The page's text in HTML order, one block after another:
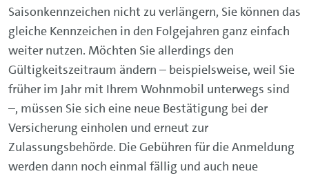
Saisonkennzeichen nicht zu verlängern, Sie können das
gleiche Kennzeichen in den Folgejahren ganz einfach
weiter nutzen. Möchten Sie allerdings den
Gültigkeitszeitraum ändern – beispielsweise, weil Sie
früher im Jahr mit Ihrem Wohnmobil unterwegs sind
–, müssen Sie sich eine neue Bestätigung bei der
Versicherung einholen und erneut zur
Zulassungsbehörde. Die Gebühren für die Anmeldung
werden dann noch einmal fällig und auch neue